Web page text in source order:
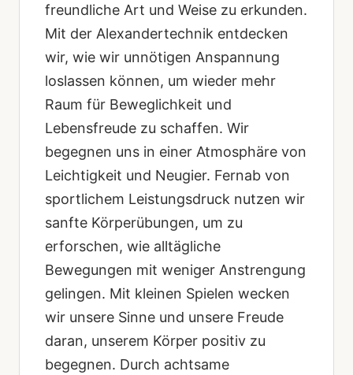
freundliche Art und Weise zu erkunden.
Mit der Alexandertechnik entdecken
wir, wie wir unnötigen Anspannung
loslassen können, um wieder mehr
Raum für Beweglichkeit und
Lebensfreude zu schaffen. Wir
begegnen uns in einer Atmosphäre von
Leichtigkeit und Neugier. Fernab von
sportlichem Leistungsdruck nutzen wir
sanfte Körperübungen, um zu
erforschen, wie alltägliche
Bewegungen mit weniger Anstrengung
gelingen. Mit kleinen Spielen wecken
wir unsere Sinne und unsere Freude
daran, unserem Körper positiv zu
begegnen. Durch achtsame